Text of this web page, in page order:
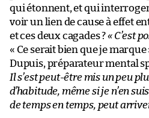
qui étonnent, et qui
voir un lien de cause à effet
et ces deux cagades ?« C’est
« Ce serait bien que je
Dupuis, préparateur mental
Il s’est peut-être mis un peu
d’habitude, même si je n’en
de temps en temps, peut